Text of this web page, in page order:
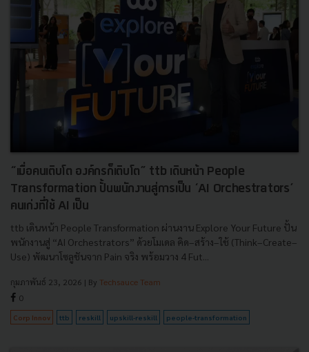
“เมื่อคนเติบโต องค์กรก็เติบโต” ttb เดินหน้า People
Transformation ปั้นพนักงานสู่การเป็น ‘AI Orchestrators’
คนเก่งที่ใช้ AI เป็น
ttb เดินหน้า People Transformation ผ่านงาน Explore Your Future ปั้น
พนักงานสู่ “AI Orchestrators” ด้วยโมเดล คิด–สร้าง–ใช้ (Think–Create–
Use) พัฒนาโซลูชันจาก Pain จริง พร้อมวาง 4 Fut...
กุมภาพันธ์ 23, 2026 | By Techsauce Team
0
Corp Innov ttb reskill upskill-reskill people-transformation